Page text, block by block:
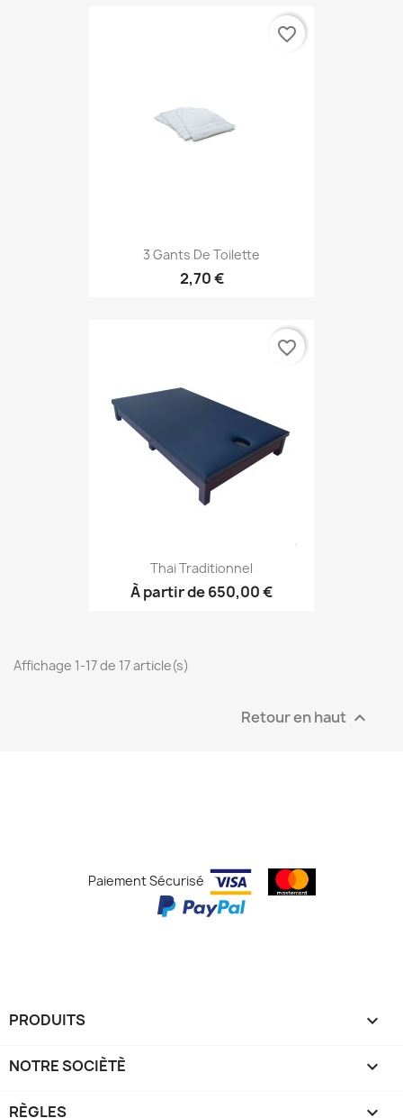
3 Gants De Toilette
2,70 €
favorite_border
Thai Traditionnel
À partir de650,00 €
favorite_border
Affichage 1-17 de 17 article(s)
Retour en haut 
Paiement Sécurisé
PRODUITS 
NOTRE SOCIÈTÈ 
RÈGLES 